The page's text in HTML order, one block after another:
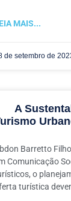
MAIS...
de setembro de
A
Barretto
Comunicação
o
turística